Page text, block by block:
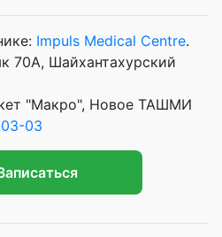
Impuls Medical Centre.
70А, Шайхантахурский
"Макро", Новое ТАШМИ
03